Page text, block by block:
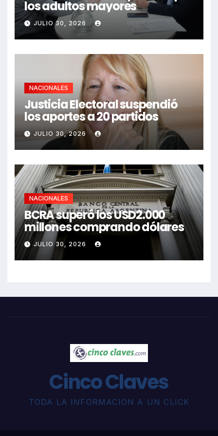
los adultos mayores
JULIO 30, 2026
NACIONALES
Justicia Electoral suspendió
los aportes a 20 partidos
JULIO 30, 2026
NACIONALES
BCRA superó los USD2.000
millones comprando dólares
JULIO 30, 2026
Cinco Claves
TODA LA INFORMACION A UN CLICK